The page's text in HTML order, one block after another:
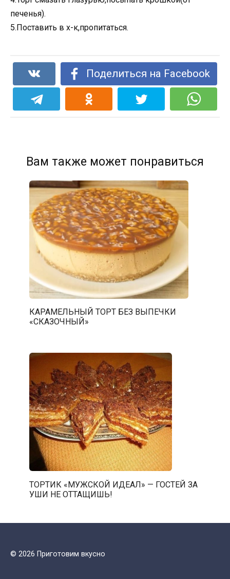
печенья).
5.Поставить в х-к,пропитаться.
Поделиться на Facebook
Вам также может понравиться
КАРАМЕЛЬНЫЙ ТОРТ БЕЗ ВЫПЕЧКИ
«СКАЗОЧНЫЙ»
ТОРТИК «МУЖСКОЙ ИДЕАЛ» — ГОСТЕЙ ЗА
УШИ НЕ ОТТАЩИШЬ!
© 2026 Приготовим вкусно